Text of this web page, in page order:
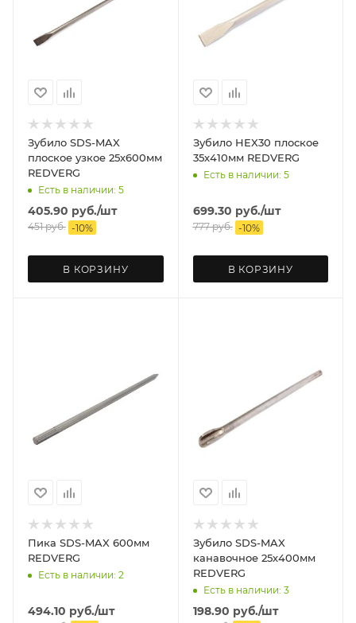
Зубило SDS-MAX
плоское узкое 25х600мм
REDVERG
Есть в наличии: 5
405.90 руб./шт
451руб. -10%
В КОРЗИНУ
Зубило HEX30 плоское
35х410мм REDVERG
Есть в наличии: 5
699.30 руб./шт
777руб. -10%
В КОРЗИНУ
Пика SDS-MAX 600мм
REDVERG
Есть в наличии: 2
494.10 руб./шт
Зубило SDS-MAX
канавочное 25х400мм
REDVERG
Есть в наличии: 3
198.90 руб./шт